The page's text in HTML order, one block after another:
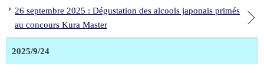
26 septembre 2025 : Dégustation des alcools japonais primés
au concours Kura Master
2025/9/24